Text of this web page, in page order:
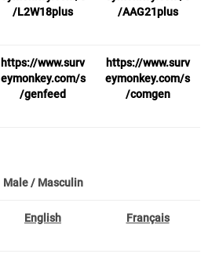
/L2W18plus
/AAG21plus
https://www.surv
eymonkey.com/s
/genfeed
https://www.surv
eymonkey.com/s
/comgen
Male / Masculin
English Français